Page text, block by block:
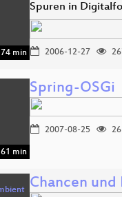
74 min
Spuren in
2006-12-27
61 min
Spring-OSGi
2007-08-25 26
Chancen